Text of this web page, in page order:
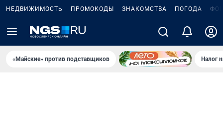
НЕДВИЖИМОСТЬ ПРОМОКОДЫ ЗНАКОМСТВА ПОГОДА
«Майские» против подставщиков Налог